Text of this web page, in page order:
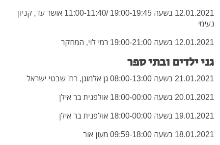
12.01.2021 בשעה 19:00-19:45 /11:00-11:40 אושר עד, קניון
נעימי
12.01.2021 בשעה 19:00-21:00 רמי לוי, המחקר
גני ילדים ובתי ספר
21.01.2021 בשעה 08:00-13:00 גן אלמוגן, רח' שבטי ישראל
20.01.2021 בשעה 18:00-00:00 אולפנית בר אילן
19.01.2021 בשעה 18:00-00:00 אולפנית בר אילן
18.01.2021 בשעה 09:59-18:00 מעון אור